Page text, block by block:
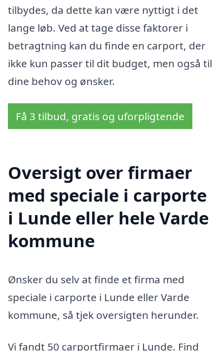
tilbydes, da dette kan være nyttigt i det
lange løb. Ved at tage disse faktorer i
betragtning kan du finde en carport, der
ikke kun passer til dit budget, men også til
dine behov og ønsker.
Få 3 tilbud, gratis og uforpligtende
Oversigt over firmaer
med speciale i carporte
i Lunde eller hele Varde
kommune
Ønsker du selv at finde et firma med
speciale i carporte i Lunde eller Varde
kommune, så tjek oversigten herunder.
Vi fandt 50 carportfirmaer i Lunde. Find